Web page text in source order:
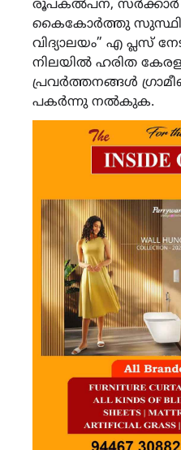
രൂപകൽപന, സർക്കാർ
കൈകോർത്തു
വിദ്യാലയം” എ പ്ലസ്
നിലയിൽ ഹരിത
പ്രവർത്തനങ്ങൾ
പകർന്നു നൽകുക.